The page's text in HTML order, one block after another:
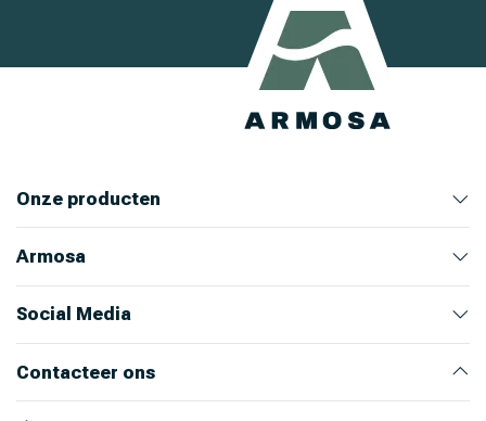
Onze producten
Bekijk alle producten
Armosa
Over ons
Ons team
Nieuws
Werken bij Armosa
Alle productcategorieën
Onze merken
Social Media
Instagram
LinkedIn
Facebook
Youtube
Contacteer ons